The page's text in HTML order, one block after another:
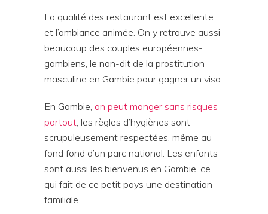
La qualité des restaurant est excellente
et l’ambiance animée. On y retrouve aussi
beaucoup des couples européennes-
gambiens, le non-dit de la prostitution
masculine en Gambie pour gagner un visa.
En Gambie, on peut manger sans risques
partout, les règles d’hygiènes sont
scrupuleusement respectées, même au
fond fond d’un parc national. Les enfants
sont aussi les bienvenus en Gambie, ce
qui fait de ce petit pays une destination
familiale.